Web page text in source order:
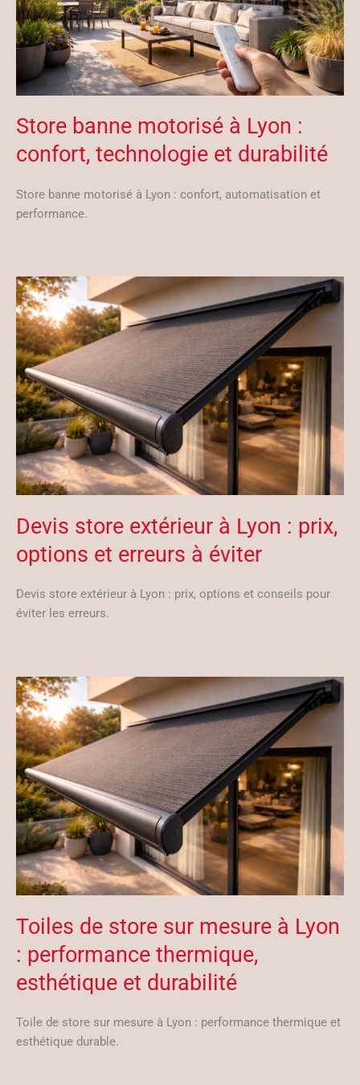
Store banne motorisé à Lyon :
confort, technologie et durabilité
Store banne motorisé à Lyon : confort, automatisation et
performance.
Devis store extérieur à Lyon : prix,
options et erreurs à éviter
Devis store extérieur à Lyon : prix, options et conseils pour
éviter les erreurs.
Toiles de store sur mesure à Lyon
: performance thermique,
esthétique et durabilité
Toile de store sur mesure à Lyon : performance thermique et
esthétique durable.